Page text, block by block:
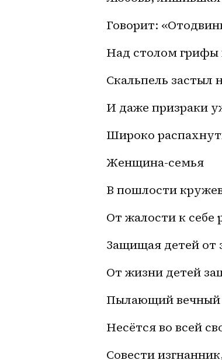
Говорит:
Над столом грифы
Скальпель застыл
И даже призраки
Широко
Женщина-семья
В пошлости
От жалости к себе
Защищая детей от
От жизни детей
Пылающий вечный
Несётся во всей
Совести